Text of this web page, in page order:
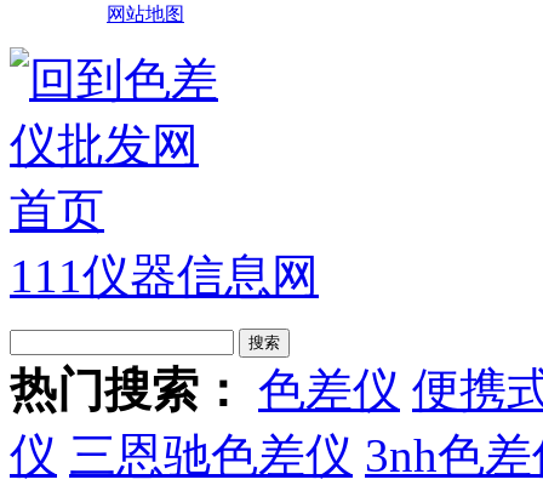
网站地图
111仪器信息网
热门搜索： 色差仪 便携
仪 三恩驰色差仪 3nh色